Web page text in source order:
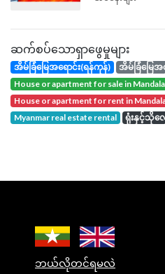
ဆက်စပ်သောရှာဖွေမှုများ
အိမ်ခြံမြေအရောင်း(ရန်ကုန်)
အိမ်ခြံမြေ
house or apartment for sale in
house or apartment for rent in
Myanmar real estate rental
ရုံးနှင့်သို
ဘယ်လိုတင်ရမလဲ